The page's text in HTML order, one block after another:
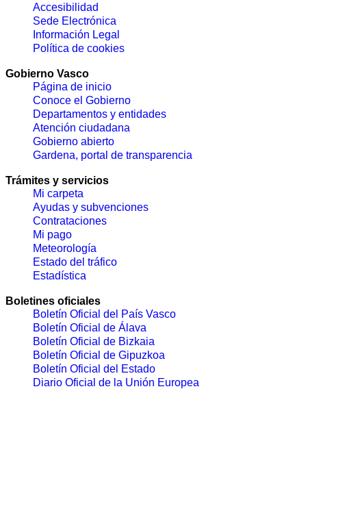
Accesibilidad
Sede Electrónica
Información Legal
Política de cookies
Gobierno Vasco
Página de inicio
Conoce el Gobierno
Departamentos y entidades
Atención ciudadana
Gobierno abierto
Gardena, portal de transparencia
Trámites y servicios
Mi carpeta
Ayudas y subvenciones
Contrataciones
Mi pago
Meteorología
Estado del tráfico
Estadística
Boletines oficiales
Boletín Oficial del País Vasco
Boletín Oficial de Álava
Boletín Oficial de Bizkaia
Boletín Oficial de Gipuzkoa
Boletín Oficial del Estado
Diario Oficial de la Unión Europea